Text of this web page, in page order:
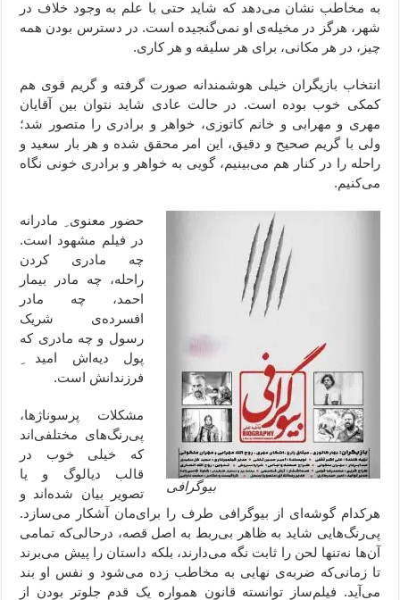
به مخاطب نشان می‌دهد که شاید حتی با علم به وجود خلاف در
شهر، هرگز در مخیله‌ی او نمی‌گنجیده است. در دسترس بودن همه
چیز، در هر مکانی، برای هر سلیقه و هر کاری.
انتخاب بازیگران خیلی هوشمندانه صورت گرفته و گریم قوی هم
کمکی خوب بوده است. در حالت عادی شاید نتوان بین آقایان
مهری و مهرابی و خانم کاتوزی، خواهر و برادری را متصور شد؛
ولی با گریم صحیح و دقیق، این امر محقق شده و هر بار سعید و
راحله را در کنار هم می‌بینیم،‌ گویی به خواهر و برادری خونی نگاه
می‌کنیم.
بیوگرافی
حضور معنوی ِ مادرانه
در فیلم مشهود است.
چه مادری کردن
راحله، چه مادر بیمار
احمد، چه مادر
افسرده‌ی شریک
رسول و چه مادری که
پول دیه‌اش امید ِ
فرزندانش است.
مشکلات پرسوناژها،
پی‌رنگ‌های مختلفی‌اند
که خیلی خوب در
قالب دیالوگ و یا
تصویر بیان شده‌اند و
هرکدام گوشه‌ای از بیوگرافی طرف را برای‌مان آشکار می‌سازد.
پی‌رنگ‌هایی شاید به ظاهر بی‌ربط به اصل قصه، درحالی‌که تمامی
آن‌ها نه‌تنها لحن را ثابت نگه می‌دارند، بلکه داستان را پیش می‌برند
تا زمانی‌که ضربه‌ی نهایی به مخاطب زده می‌شود و نفس او بند
می‌آید. فیلم‌ساز توانسته قانون همواره یک قدم جلوتر بودن از